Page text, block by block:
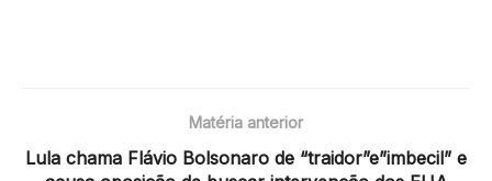
Matéria anterior
Lula chama Flávio Bolsonaro de “traidor”e”imbecil” e